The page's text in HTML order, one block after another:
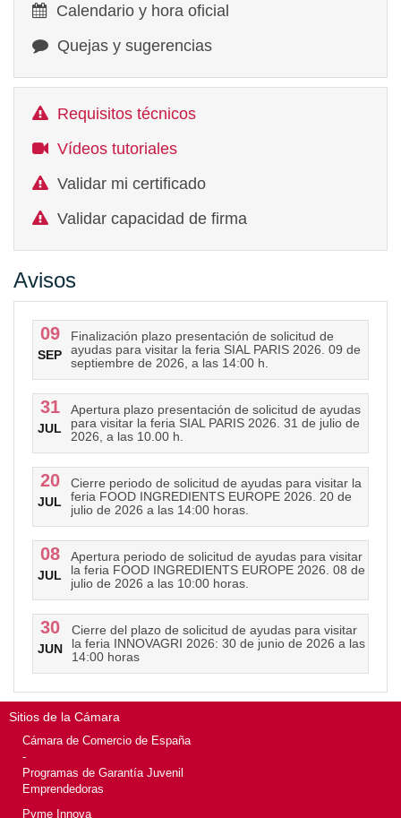
Calendario y hora oficial
Quejas y sugerencias
Requisitos técnicos
Vídeos tutoriales
Validar mi certificado
Validar capacidad de firma
Avisos
09
SEP
Finalización plazo presentación de solicitud de
ayudas para visitar la feria SIAL PARIS 2026. 09 de
septiembre de 2026, a las 14:00 h.
31
JUL
Apertura plazo presentación de solicitud de ayudas
para visitar la feria SIAL PARIS 2026. 31 de julio de
2026, a las 10.00 h.
20
JUL
Cierre periodo de solicitud de ayudas para visitar la
feria FOOD INGREDIENTS EUROPE 2026. 20 de
julio de 2026 a las 14:00 horas.
08
JUL
Apertura periodo de solicitud de ayudas para visitar
la feria FOOD INGREDIENTS EUROPE 2026. 08 de
julio de 2026 a las 10:00 horas.
30
JUN
Cierre del plazo de solicitud de ayudas para visitar
la feria INNOVAGRI 2026: 30 de junio de 2026 a las
14:00 horas
Sitios de la Cámara
Cámara de Comercio de España
-
Programas de Garantía Juvenil
Emprendedoras
Pyme Innova